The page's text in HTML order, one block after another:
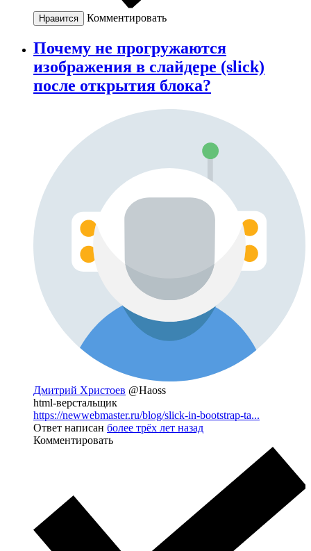
Нравится Комментировать
Почему не прогружаются
изображения в слайдере (slick)
после открытия блока?
Дмитрий Христоев @Haoss
html-верстальщик
https://newwebmaster.ru/blog/slick-in-bootstrap-ta...
Ответ написан более трёх лет назад
Комментировать